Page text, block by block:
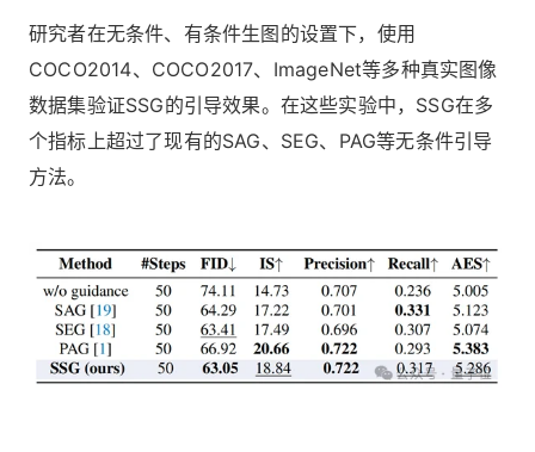
研究者在无条件、有条件生图的设置下，使用
COCO2014、COCO2017、ImageNet等多种真实图像
数据集验证SSG的引导效果。在这些实验中，SSG在多
个指标上超过了现有的SAG、SEG、PAG等无条件引导
方法。